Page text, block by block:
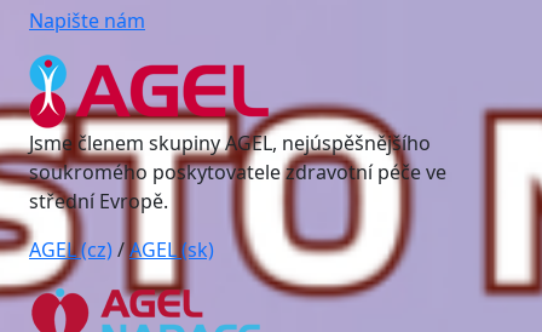
Napište nám
Jsme členem skupiny AGEL, nejúspěšnějšího
soukromého poskytovatele zdravotní péče ve
střední Evropě.
AGEL (cz) /AGEL (sk)